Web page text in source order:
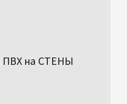
ПВХ на СТЕНЫ